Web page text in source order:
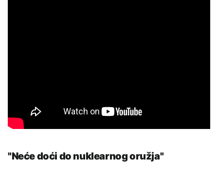
"Neće doći do nuklearnog oružja"